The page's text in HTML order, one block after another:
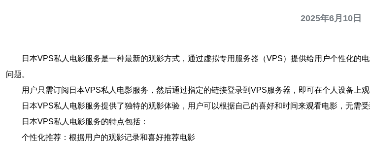
2025年6月10日
日本VPS私人电影服务是一种最新的观影方式，通过虚拟专用服务器（VPS）提供给用户个性化
问题。
用户只需订阅日本VPS私人电影服务，然后通过指定的链接登录到VPS服务器，即可在个人设备上
日本VPS私人电影服务提供了独特的观影体验，用户可以根据自己的喜好和时间来观看电影，无需
日本VPS私人电影服务的特点包括：
个性化推荐：根据用户的观影记录和喜好推荐电影